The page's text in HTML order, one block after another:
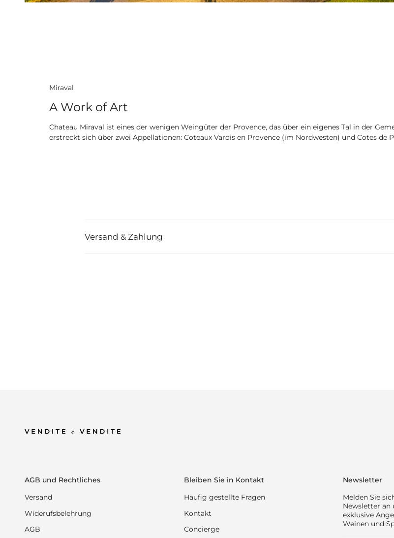
Miraval
A Work of Art
Chateau Miraval ist eines der wenigen Weingüter der Provence, das über ein eigenes Tal in der
erstreckt sich über zwei Appellationen: Coteaux Varois en Provence (im Nordwesten) und Cotes de
Versand & Zahlung
AGB und Rechtliches
Versand
Widerufsbelehrung
AGB
Bleiben Sie in Kontakt
Häufig gestellte Fragen
Kontakt
Concierge
Newsletter
Melden Sie
Newsletter an
exklusive
Weinen und